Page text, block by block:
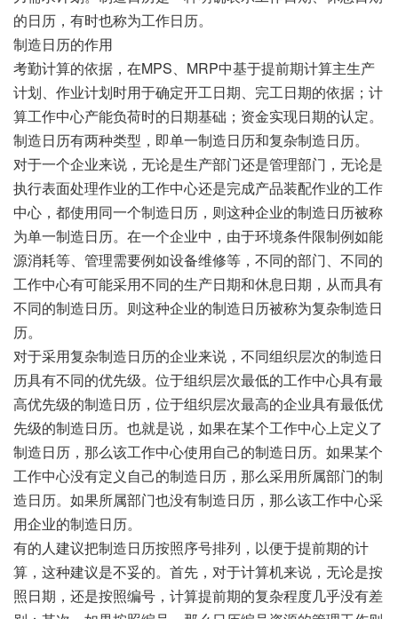
的日历，有时也称为工作日历。
制造日历的作用
考勤计算的依据，在MPS、MRP中基于提前期计算主生产
计划、作业计划时用于确定开工日期、完工日期的依据；计
算工作中心产能负荷时的日期基础；资金实现日期的认定。
制造日历有两种类型，即单一制造日历和复杂制造日历。
对于一个企业来说，无论是生产部门还是管理部门，无论是
执行表面处理作业的工作中心还是完成产品装配作业的工作
中心，都使用同一个制造日历，则这种企业的制造日历被称
为单一制造日历。在一个企业中，由于环境条件限制例如能
源消耗等、管理需要例如设备维修等，不同的部门、不同的
工作中心有可能采用不同的生产日期和休息日期，从而具有
不同的制造日历。则这种企业的制造日历被称为复杂制造日
历。
对于采用复杂制造日历的企业来说，不同组织层次的制造日
历具有不同的优先级。位于组织层次最低的工作中心具有最
高优先级的制造日历，位于组织层次最高的企业具有最低优
先级的制造日历。也就是说，如果在某个工作中心上定义了
制造日历，那么该工作中心使用自己的制造日历。如果某个
工作中心没有定义自己的制造日历，那么采用所属部门的制
造日历。如果所属部门也没有制造日历，那么该工作中心采
用企业的制造日历。
有的人建议把制造日历按照序号排列，以便于提前期的计
算，这种建议是不妥的。首先，对于计算机来说，无论是按
照日期，还是按照编号，计算提前期的复杂程度几乎没有差